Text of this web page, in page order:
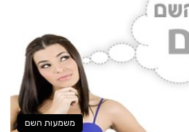
משמעות השם